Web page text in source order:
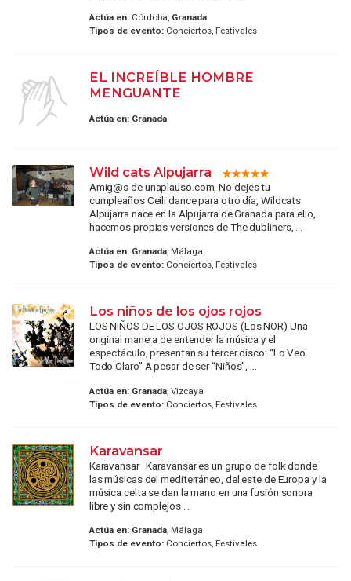
Actúa en:Córdoba, Granada
Tipos de evento:Conciertos, Festivales
EL INCREÍBLE HOMBRE
MENGUANTE
Actúa en: Granada
Wild cats Alpujarra
Amig@s de unaplauso.com, No dejes tu
cumpleaños Ceili dance para otro día, Wildcats
Alpujarra nace en la Alpujarra de Granada para ello,
hacemos propias versiones de The dubliners, ...
Actúa en: Granada, Málaga
Tipos de evento:Conciertos, Festivales
Los niños de los ojos rojos
LOS NIÑOS DE LOS OJOS ROJOS (Los NOR) Una
original manera de entender la música y el
espectáculo, presentan su tercer disco: “Lo Veo
Todo Claro” A pesar de ser “Niños”, ...
Actúa en: Granada, Vizcaya
Tipos de evento:Conciertos, Festivales
Karavansar
Karavansar Karavansar es un grupo de folk donde
las músicas del mediterráneo, del este de Europa y la
música celta se dan la mano en una fusión sonora
libre y sin complejos ...
Actúa en: Granada, Málaga
Tipos de evento:Conciertos, Festivales